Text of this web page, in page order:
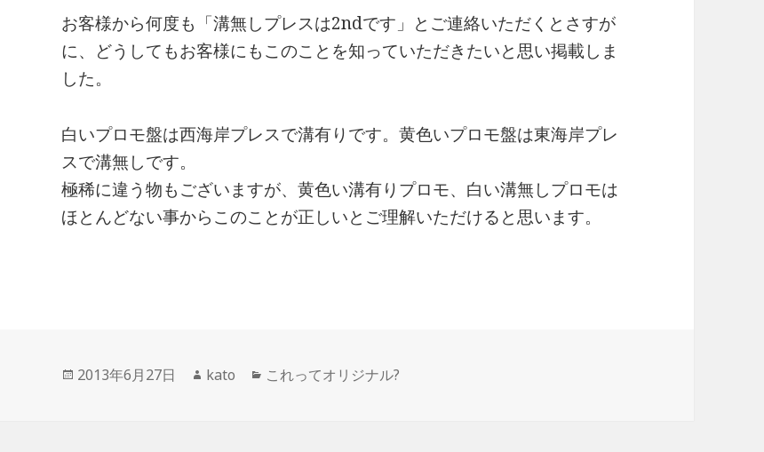
お客様から何度も「溝無しプレスは2ndです」とご連絡いただくとさすが
に、どうしてもお客様にもこのことを知っていただきたいと思い掲載しま
した。
白いプロモ盤は西海岸プレスで溝有りです。黄色いプロモ盤は東海岸プレ
スで溝無しです。
極稀に違う物もございますが、黄色い溝有りプロモ、白い溝無しプロモは
ほとんどない事からこのことが正しいとご理解いただけると思います。
投
2013年6月27日
作
kato
カ
これってオリジナル?